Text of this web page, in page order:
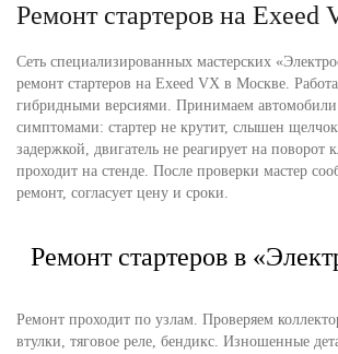
Ремонт стартеров на Exeed
Сеть специализированных мастерских
ремонт стартеров на Exeed VX в Москве.
гибридными версиями. Принимаем
симптомами: стартер не крутит, слышен
задержкой, двигатель не реагирует на поворот
проходит на стенде. После проверки мастер
ремонт, согласует цену и сроки.
Ремонт стартеров в
Ремонт проходит по узлам. Проверяем
втулки, тяговое реле, бендикс. Изношенные